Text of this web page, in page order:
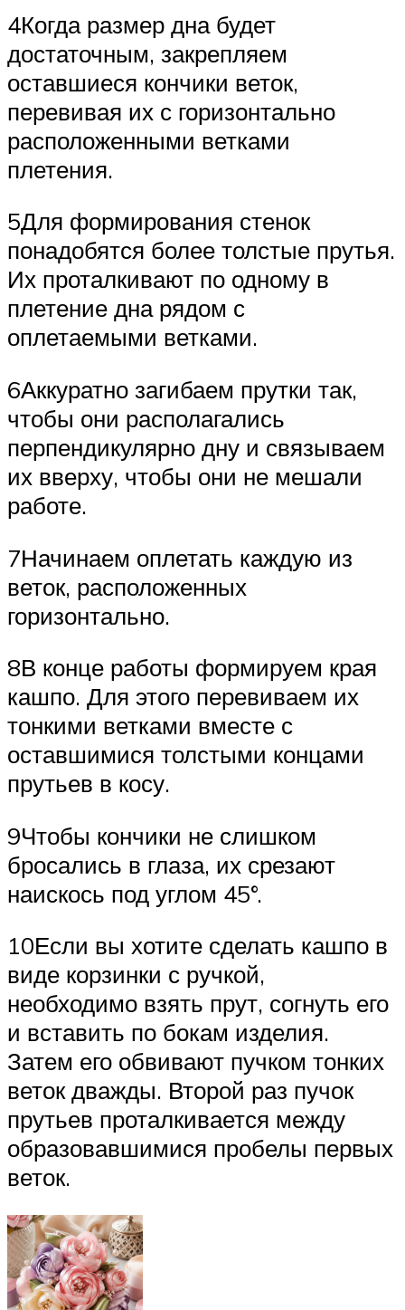
4Когда размер дна будет
достаточным, закрепляем
оставшиеся кончики веток,
перевивая их с горизонтально
расположенными ветками
плетения.
5Для формирования стенок
понадобятся более толстые прутья.
Их проталкивают по одному в
плетение дна рядом с
оплетаемыми ветками.
6Аккуратно загибаем прутки так,
чтобы они располагались
перпендикулярно дну и связываем
их вверху, чтобы они не мешали
работе.
7Начинаем оплетать каждую из
веток, расположенных
горизонтально.
8В конце работы формируем края
кашпо. Для этого перевиваем их
тонкими ветками вместе с
оставшимися толстыми концами
прутьев в косу.
9Чтобы кончики не слишком
бросались в глаза, их срезают
наискось под углом 45°.
10Если вы хотите сделать кашпо в
виде корзинки с ручкой,
необходимо взять прут, согнуть его
и вставить по бокам изделия.
Затем его обвивают пучком тонких
веток дважды. Второй раз пучок
прутьев проталкивается между
образовавшимися пробелы первых
веток.